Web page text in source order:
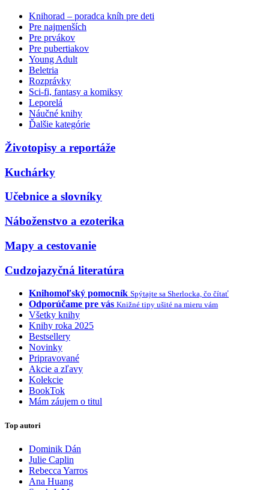
Knihorad – poradca kníh pre deti
Pre najmenších
Pre prvákov
Pre pubertiakov
Young Adult
Beletria
Rozprávky
Sci-fi, fantasy a komiksy
Leporelá
Náučné knihy
Ďalšie kategórie
Životopisy a reportáže
Kuchárky
Učebnice a slovníky
Náboženstvo a ezoterika
Mapy a cestovanie
Cudzojazyčná literatúra
Knihomoľský pomocník Spýtajte sa Sherlocka, čo čítať
Odporúčame pre vás Knižné tipy ušité na mieru vám
Všetky knihy
Knihy roka 2025
Bestsellery
Novinky
Pripravované
Akcie a zľavy
Kolekcie
BookTok
Mám záujem o titul
Top autori
Dominik Dán
Julie Caplin
Rebecca Yarros
Ana Huang